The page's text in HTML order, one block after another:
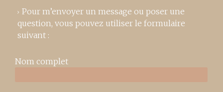
Pour m’envoyer un message ou poser une
question, vous pouvez utiliser le formulaire
suivant :
Nom complet